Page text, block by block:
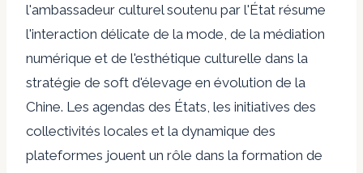
l'ambassadeur culturel soutenu par l'État résume
l'interaction délicate de la mode, de la médiation
numérique et de l'esthétique culturelle dans la
stratégie de soft d'élevage en évolution de la
Chine. Les agendas des États, les initiatives des
collectivités locales et la dynamique des
plateformes jouent un rôle dans la formation de